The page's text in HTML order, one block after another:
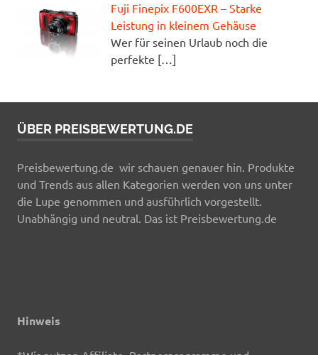
Fuji Finepix F600EXR – Starke
Leistung in kleinem Gehäuse
Wer für seinen Urlaub noch die
perfekte […]
ÜBER PREISBEWERTUNG.DE
Preisbewertung.de wir schauen genauer hin. Produkte
und Trends aus allen Kategorien werden von uns unter
die Lupe genommen und ausführlich vorgestellt.
Unabhängig und neutral. Das ist Preisbewertung.de
Hinweis